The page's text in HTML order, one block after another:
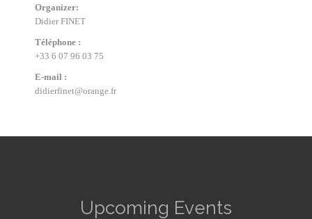
Organizer:
Didier FINET
Téléphone :
+33 6 07 96 03 75
E-mail :
didierfinet@orange.fr
Upcoming Events